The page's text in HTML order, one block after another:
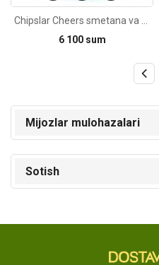
6 100 sum
Mijozlar mulohazalari
Sotish